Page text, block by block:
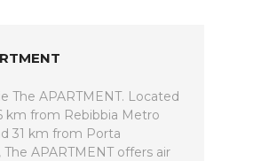
The APARTMENT. Located
km from Rebibbia Metro
31 km from Porta
APARTMENT offers air